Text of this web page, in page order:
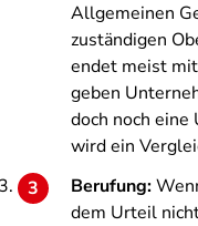
Allgemeinen
zuständigen
endet meist
geben
doch noch
wird ein
Berufung:
dem Urteil